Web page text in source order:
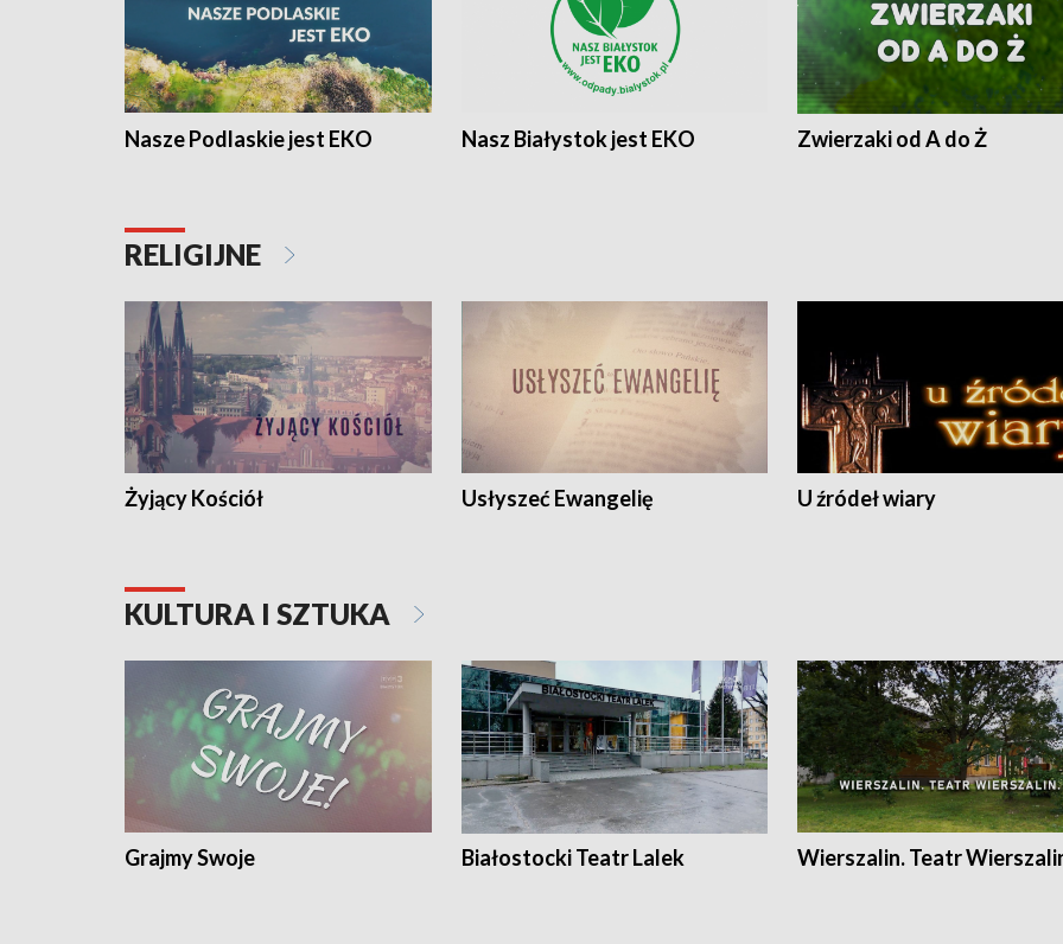
Nasze Podlaskie jest EKO Nasz Białystok jest EKO Zwierzaki od A do Ż
RELIGIJNE
Żyjący Kościół Usłyszeć Ewangelię U źródeł wiary
KULTURA I SZTUKA
Grajmy Swoje Białostocki Teatr Lalek Wierszalin. Teatr